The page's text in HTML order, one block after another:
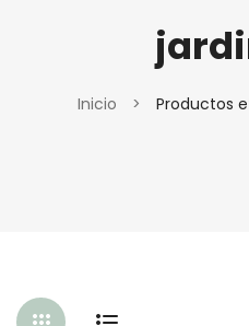
Inicio > Productos